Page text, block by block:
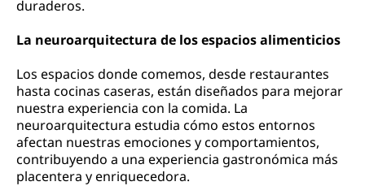
duraderos.
La neuroarquitectura de los espacios alimenticios
Los espacios donde comemos, desde restaurantes
hasta cocinas caseras, están diseñados para mejorar
nuestra experiencia con la comida. La
neuroarquitectura estudia cómo estos entornos
afectan nuestras emociones y comportamientos,
contribuyendo a una experiencia gastronómica más
placentera y enriquecedora.